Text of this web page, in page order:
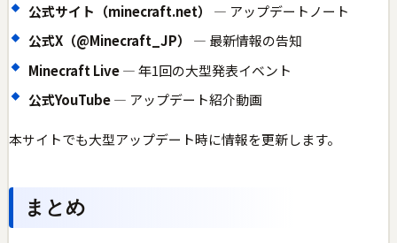
公式サイト（minecraft.net）
— アップデートノート
公式X（@Minecraft_JP）
— 最新情報の告知
Minecraft Live— 年1回の大型発表イベント
公式YouTube— アップデート紹介動画
本サイトでも大型アップデート時に情報を更新します。
まとめ